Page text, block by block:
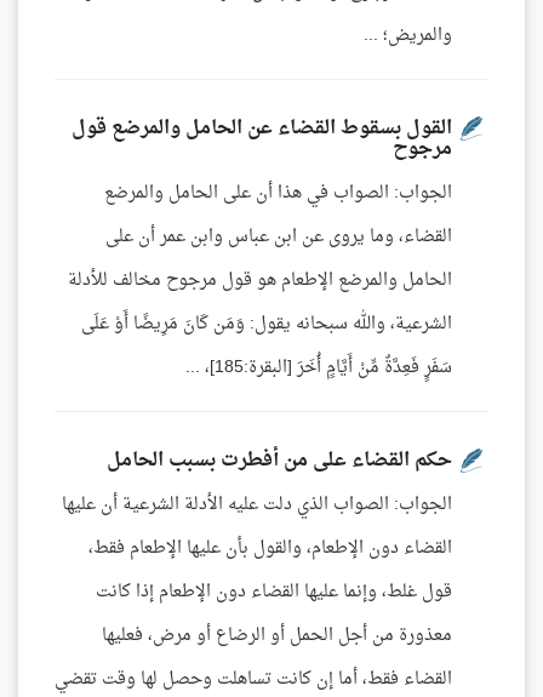
والمريض؛ ...
القول بسقوط القضاء عن الحامل والمرضع قول
مرجوح
الجواب: الصواب في هذا أن على الحامل والمرضع
القضاء، وما يروى عن ابن عباس وابن عمر أن على
الحامل والمرضع الإطعام هو قول مرجوح مخالف للأدلة
الشرعية، والله سبحانه يقول: وَمَن كَانَ مَرِيضًا أَوْ عَلَى
سَفَرٍ فَعِدَّةٌ مِّنْ أَيَّامٍ أُخَرَ [البقرة:185]، ...
حكم القضاء على من أفطرت بسبب الحامل
الجواب: الصواب الذي دلت عليه الأدلة الشرعية أن عليها
القضاء دون الإطعام، والقول بأن عليها الإطعام فقط،
قول غلط، وإنما عليها القضاء دون الإطعام إذا كانت
معذورة من أجل الحمل أو الرضاع أو مرض، فعليها
القضاء فقط، أما إن كانت تساهلت وحصل لها وقت تقضي